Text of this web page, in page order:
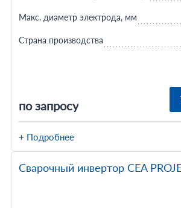
по запросу
Макс. диаметр электрода, мм
Страна производства
+ Подробнее
Сварочный инвертор CEA